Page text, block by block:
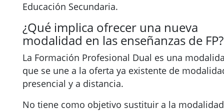
Educación Secundaria.
¿Qué implica ofrecer una nueva
modalidad en las enseñanzas de FP?
La Formación Profesional Dual es una
que se une a la oferta ya existente de
presencial y a distancia.
No tiene como objetivo sustituir a la modalidad